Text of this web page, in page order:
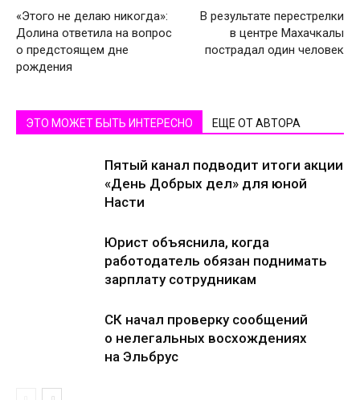
«Этого не делаю никогда»:
Долина ответила на вопрос
о предстоящем дне
рождения
В результате перестрелки
в центре Махачкалы
пострадал один человек
ЭТО МОЖЕТ БЫТЬ ИНТЕРЕСНО ЕЩЕ ОТ АВТОРА
Пятый канал подводит итоги акции
«День Добрых дел» для юной
Насти
Юрист объяснила, когда
работодатель обязан поднимать
зарплату сотрудникам
СК начал проверку сообщений
о нелегальных восхождениях
на Эльбрус